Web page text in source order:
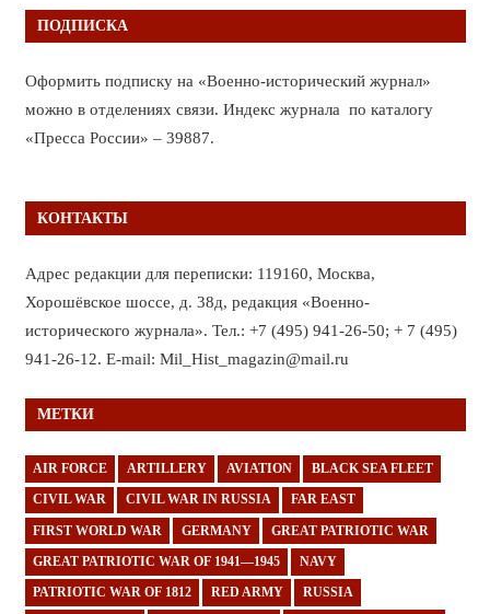
ПОДПИСКА
Оформить подписку на «Военно-исторический журнал»
можно в отделениях связи. Индекс журнала по каталогу
«Пресса России» – 39887.
КОНТАКТЫ
Адрес редакции для переписки: 119160, Москва,
Хорошёвское шоссе, д. 38д, редакция «Военно-
исторического журнала». Тел.: +7 (495) 941-26-50; + 7 (495)
941-26-12. E-mail: Mil_Hist_magazin@mail.ru
МЕТКИ
AIR FORCE ARTILLERY AVIATION BLACK SEA FLEET
CIVIL WAR CIVIL WAR IN RUSSIA FAR EAST
FIRST WORLD WAR GERMANY GREAT PATRIOTIC WAR
GREAT PATRIOTIC WAR OF 1941—1945 NAVY
PATRIOTIC WAR OF 1812 RED ARMY RUSSIA